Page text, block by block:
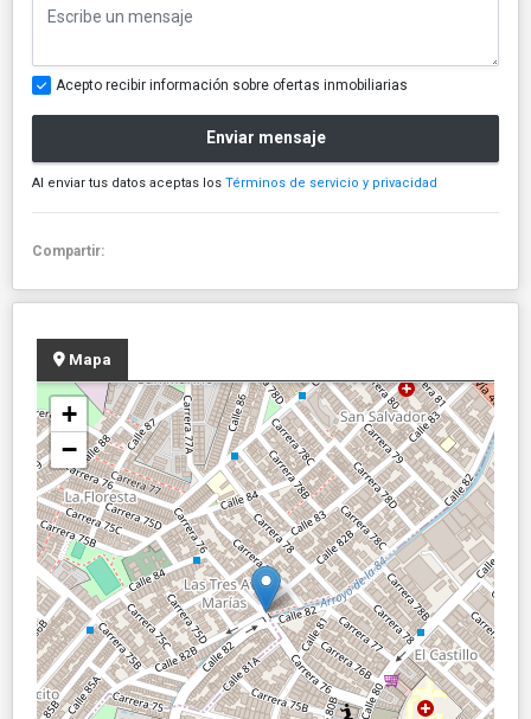
Acepto recibir información sobre ofertas inmobiliarias
Enviar mensaje
Al enviar tus datos aceptas los Términos de servicio y privacidad
Compartir:
Mapa
+
−